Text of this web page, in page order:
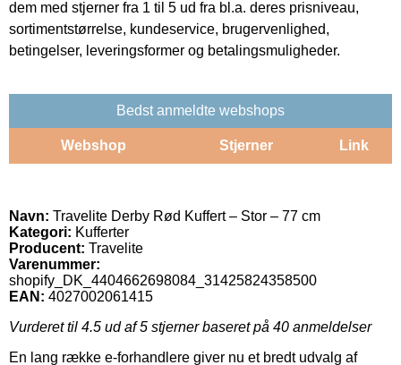
dem med stjerner fra 1 til 5 ud fra bl.a. deres prisniveau,
sortimentstørrelse, kundeservice, brugervenlighed,
betingelser, leveringsformer og betalingsmuligheder.
Bedst anmeldte webshops
Webshop Stjerner Link
Navn: Travelite Derby Rød Kuffert – Stor – 77 cm
Kategori: Kufferter
Producent: Travelite
Varenummer:
shopify_DK_4404662698084_31425824358500
EAN: 4027002061415
Vurderet til 4.5 ud af 5 stjerner baseret på 40 anmeldelser
En lang række e-forhandlere giver nu et bredt udvalg af